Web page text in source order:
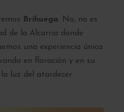
Brihuega. No, no es
de la Alcarria donde
una experiencia única
en floración y en su
luz del atardecer.